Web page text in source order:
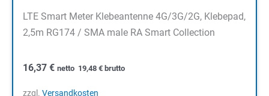
LTE Smart Meter Klebeantenne 4G/3G/2G, Klebepad,
2,5m RG174 / SMA male RA Smart Collection
16,37 € netto 19,48 € brutto
zzgl. Versandkosten